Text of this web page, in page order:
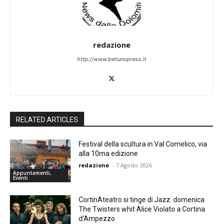
redazione
http://www.bellunopress.it
RELATED ARTICLES
Appuntamenti,
Eventi
Festival della scultura in Val Comelico, via
alla 10ma edizione
redazione - 7 Agosto 2026
CortinAteatro si tinge di Jazz: domenica
The Twisters whit Alice Violato a Cortina
d’Ampezzo